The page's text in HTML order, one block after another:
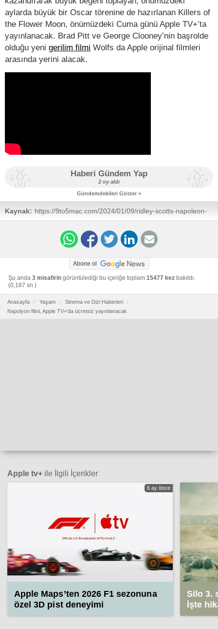
aylarda büyük bir Oscar törenine de hazırlanan Killers of
the Flower Moon, önümüzdeki Cuma günü Apple TV+’ta
yayınlanacak. Brad Pitt ve George Clooney’nin başrolde
olduğu yeni gerilim filmi Wolfs da Apple orijinal filmleri
arasında yerini alacak.
Haberi Gündem Yap
2 oy aldı
Gündemdekileri Göster >
Kaynak: https://9to5mac.com/2024/01/09/ridley-scotts-napoleon-
movie-buy-or-rent/
Abone ol
Şu anda 3 misafirin görüntülediği bu içeriğe toplam 15477 kez bakıldı.
(0,187 sn.)
Anasayfa Yaşam
Sinema ve Dizi Haberleri
Napolyon filmi, Apple TV+'da ücretsiz yayınlanacak
Apple tv+ ile İlgili İçerikler
6 ay önce
Apple Maps’ten 2026 F1 sezonuna
özel 3D pist deneyimi
Silo 3.
İşte
yayın